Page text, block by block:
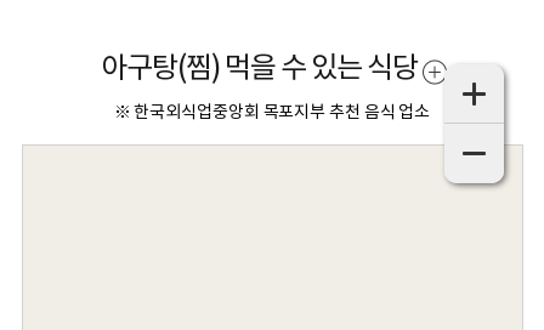
아구탕(찜) 먹을 수 있는 식당
※ 한국외식업중앙회 목포지부 추천 음식 업소